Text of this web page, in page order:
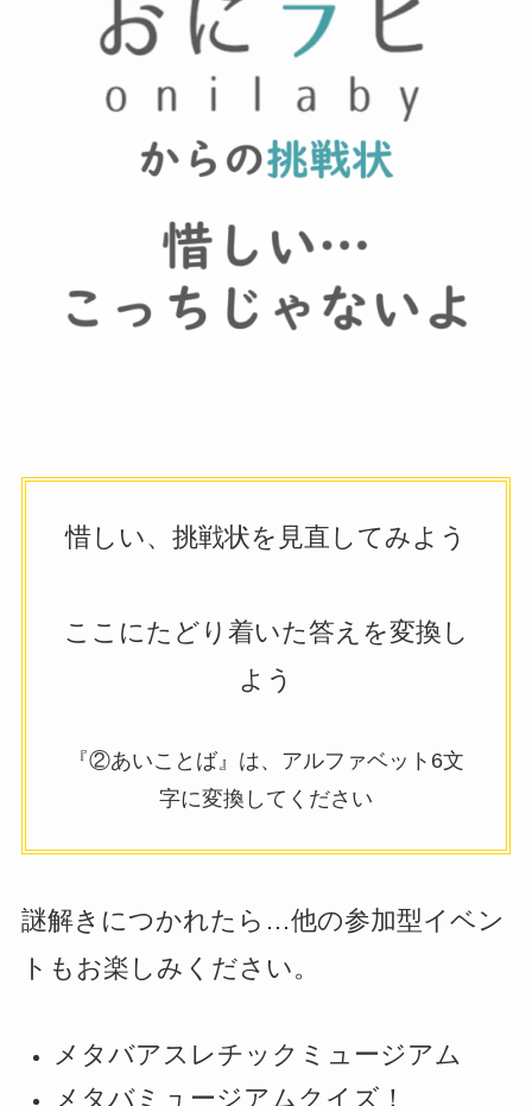
惜しい、挑戦状を見直してみよう
ここにたどり着いた答えを変換し
よう
『②あいことば』は、アルファベット6文
字に変換してください
謎解きにつかれたら…他の参加型イベン
トもお楽しみください。
メタバアスレチックミュージアム
メタバミュージアムクイズ！